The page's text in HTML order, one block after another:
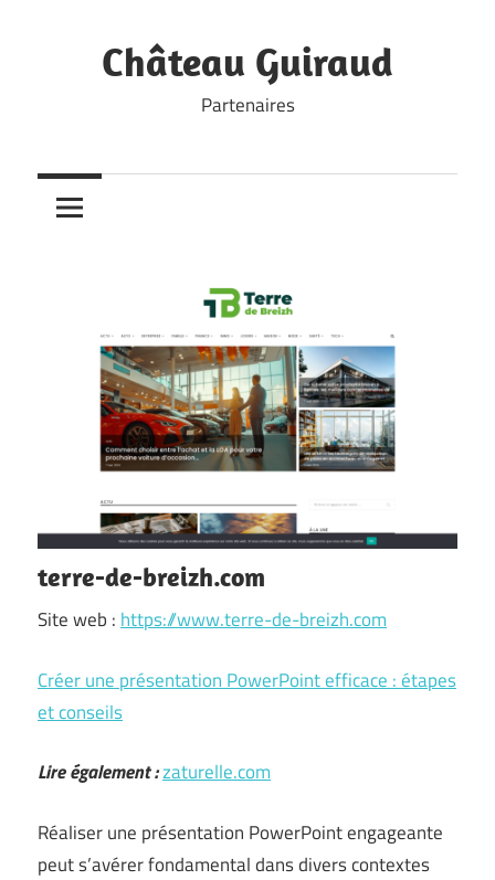
Château Guiraud
Partenaires
terre-de-breizh.com
Site web : https://www.terre-de-breizh.com
Créer une présentation PowerPoint efficace : étapes
et conseils
Lire également :zaturelle.com
Réaliser une présentation PowerPoint engageante
peut s’avérer fondamental dans divers contextes